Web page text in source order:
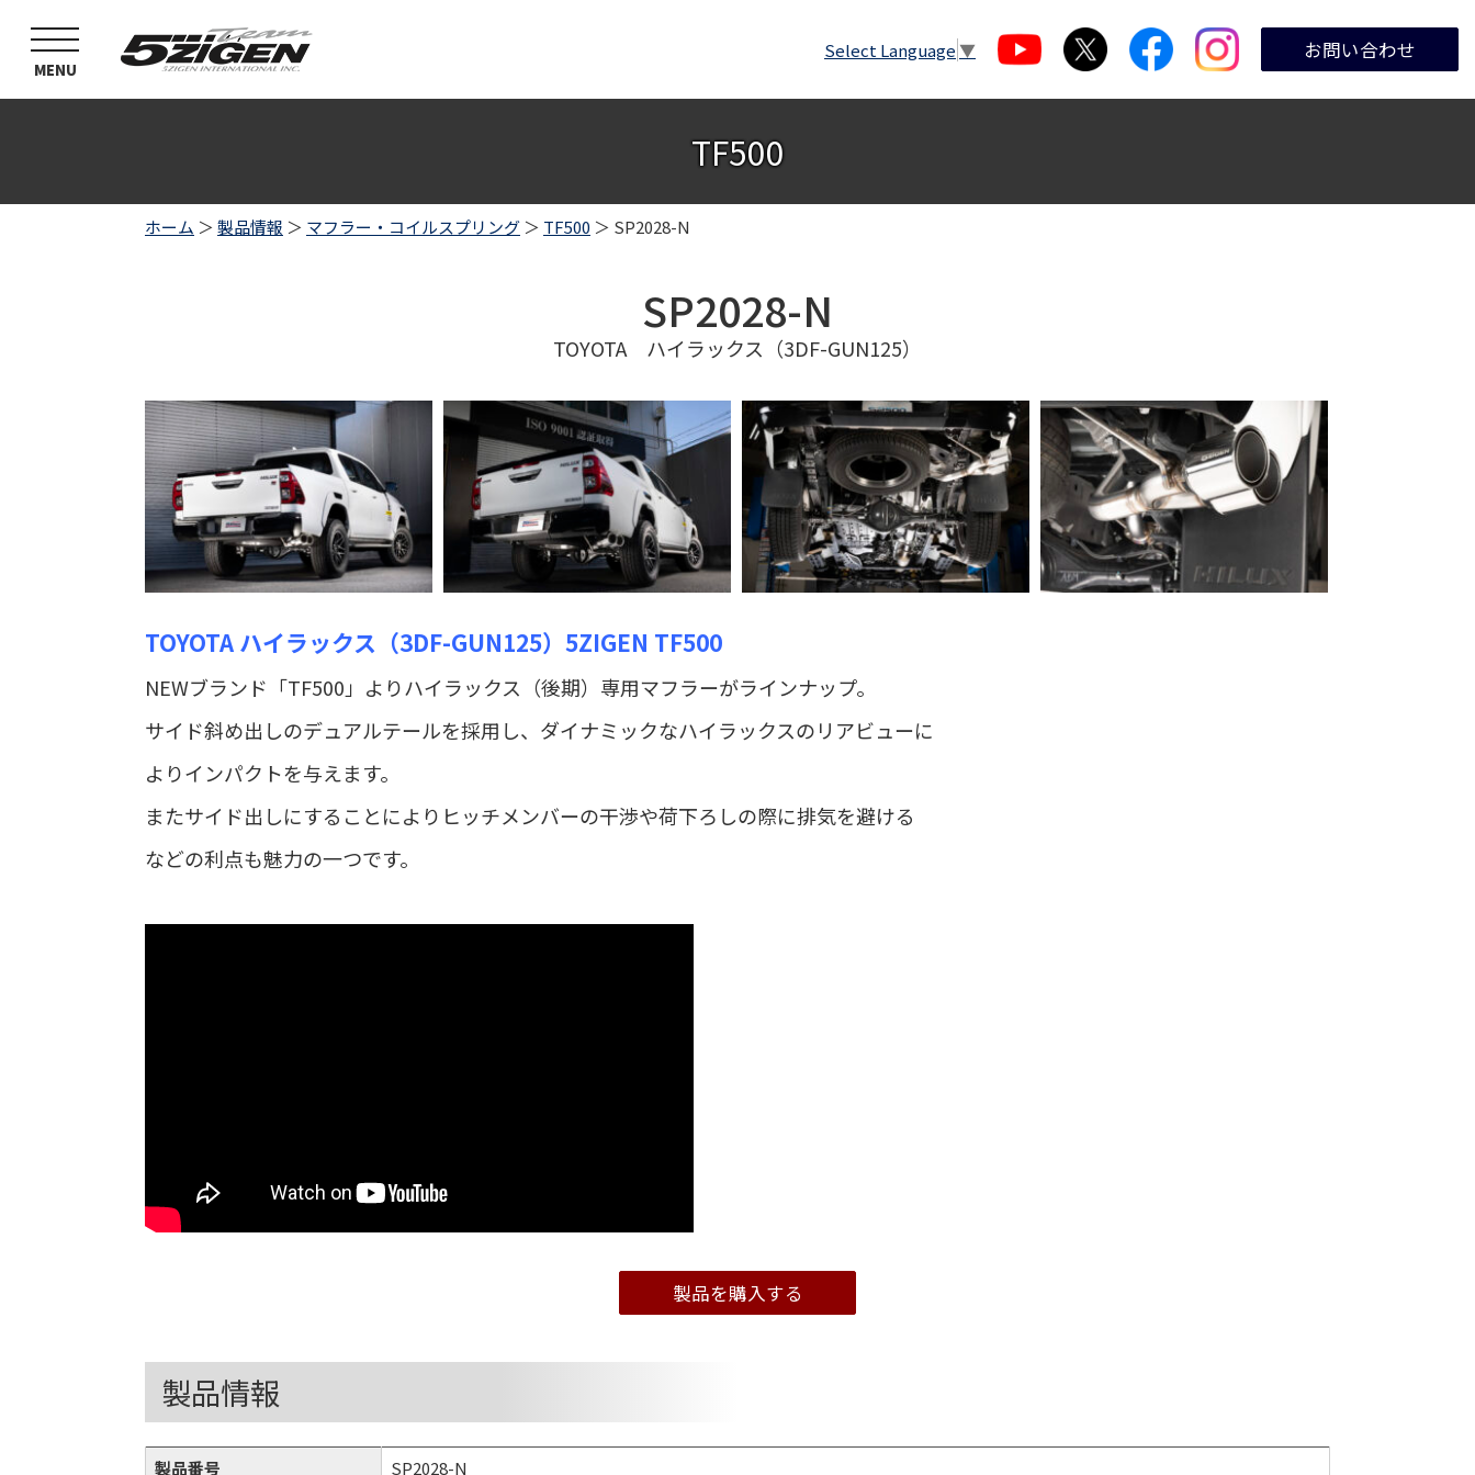
toggle
navigation
MENU
Select Language ▼ お問い合わせ
TF500
ホーム ＞製品情報 ＞ マフラー・コイルスプリング ＞ TF500 ＞ SP2028-N
SP2028-N
TOYOTA ハイラックス（3DF-GUN125）
TOYOTA ハイラックス（3DF-GUN125）5ZIGEN TF500
NEWブランド「TF500」よりハイラックス（後期）専用マフラーがラインナップ。
サイド斜め出しのデュアルテールを採用し、ダイナミックなハイラックスのリアビューに
よりインパクトを与えます。
またサイド出しにすることによりヒッチメンバーの干渉や荷下ろしの際に排気を避ける
などの利点も魅力の一つです。
製品を購入する
製品情報
製品番号 SP2028-N